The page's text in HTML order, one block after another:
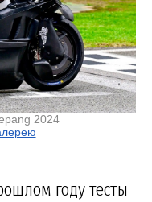
2024
году тесты